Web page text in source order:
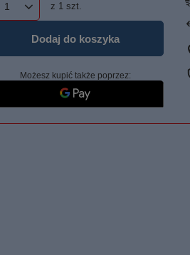
z 1 szt.
Dodaj do koszyka
Możesz kupić także poprzez: